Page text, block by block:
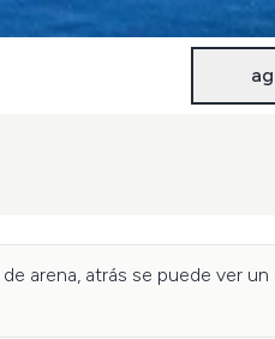
arena, atrás se puede ver